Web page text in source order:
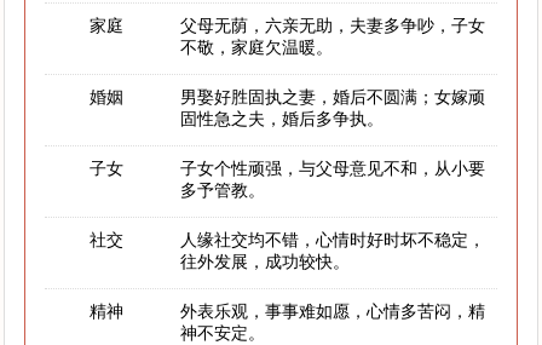
家庭
父母无荫，六亲无助，夫妻多争吵，子女
不敬，家庭欠温暖。
婚姻
男娶好胜固执之妻，婚后不圆满；女嫁顽
固性急之夫，婚后多争执。
子女
子女个性顽强，与父母意见不和，从小要
多予管教。
社交
人缘社交均不错，心情时好时坏不稳定，
往外发展，成功较快。
精神
外表乐观，事事难如愿，心情多苦闷，精
神不安定。